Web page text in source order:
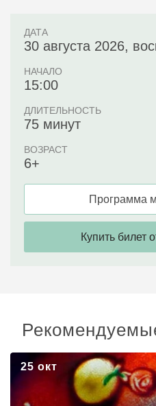
ДАТА
30 августа 2026,
НАЧАЛО
15:00
ДЛИТЕЛЬНОСТЬ
75 минут
ВОЗРАСТ
6+
Программа
Купить билет
Сказка с органом и
Маленький принц»
25 окт